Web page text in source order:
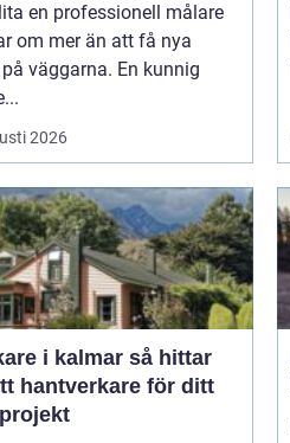
en professionell målare
om mer än att få nya
väggarna. En kunnig
2026
i kalmar så hittar
hantverkare för ditt